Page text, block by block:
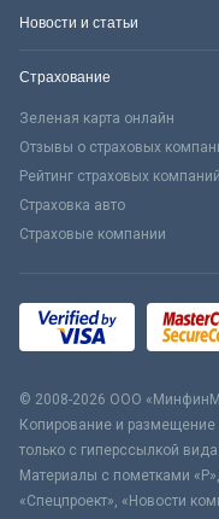
Новости и статьи
Страхование
Зеленая карта онлайн
Отзывы о страховых
Рейтинг страховых компаний
Страховка авто
Страховые компании
© 2008-2026 ООО
Копирование и размещение
только с гиперссылкой
Материалы с пометками «Р»,
«Спецпроект», «Новости